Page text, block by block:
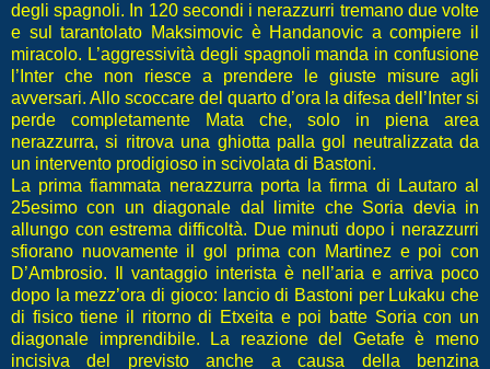
degli spagnoli. In 120 secondi i nerazzurri tremano due volte
e sul tarantolato Maksimovic è Handanovic a compiere il
miracolo. L’aggressività degli spagnoli manda in confusione
l’Inter che non riesce a prendere le giuste misure agli
avversari. Allo scoccare del quarto d’ora la difesa dell’Inter si
perde completamente Mata che, solo in piena area
nerazzurra, si ritrova una ghiotta palla gol neutralizzata da
un intervento prodigioso in scivolata di Bastoni.
La prima fiammata nerazzurra porta la firma di Lautaro al
25esimo con un diagonale dal limite che Soria devia in
allungo con estrema difficoltà. Due minuti dopo i nerazzurri
sfiorano nuovamente il gol prima con Martinez e poi con
D’Ambrosio. Il vantaggio interista è nell’aria e arriva poco
dopo la mezz’ora di gioco: lancio di Bastoni per Lukaku che
di fisico tiene il ritorno di Etxeita e poi batte Soria con un
diagonale imprendibile. La reazione del Getafe è meno
incisiva del previsto anche a causa della benzina